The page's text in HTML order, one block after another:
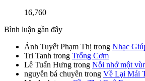
16,760
Bình luận gần đây
Ánh Tuyết Phạm Thị trong Nhạc
Tri Tanh trong Trống Cơm
Lê Tuấn Hưng trong Nỗi nhớ một
nguyễn bá chuyên trong Về Lại Mái